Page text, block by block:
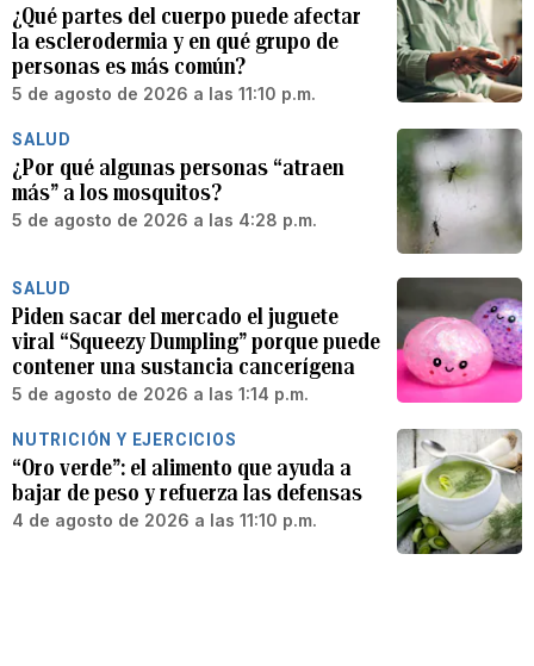
¿Qué partes del cuerpo puede afectar
la esclerodermia y en qué grupo de
personas es más común?
5 de agosto de 2026 a las 11:10 p.m.
SALUD
¿Por qué algunas personas “atraen
más” a los mosquitos?
5 de agosto de 2026 a las 4:28 p.m.
SALUD
Piden sacar del mercado el juguete
viral “Squeezy Dumpling” porque puede
contener una sustancia cancerígena
5 de agosto de 2026 a las 1:14 p.m.
NUTRICIÓN Y EJERCICIOS
“Oro verde”: el alimento que ayuda a
bajar de peso y refuerza las defensas
4 de agosto de 2026 a las 11:10 p.m.